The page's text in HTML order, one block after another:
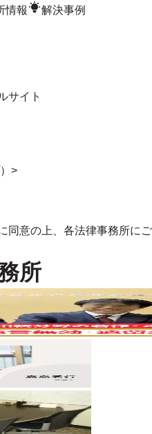
情報 解決事例
サイト
>
同意の上、各法律事務所にご
所